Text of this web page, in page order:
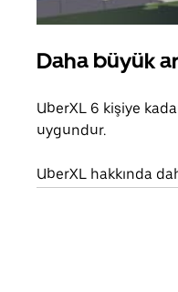
Daha büyük
UberXL 6 kişiye
uygundur.
UberXL hakkında